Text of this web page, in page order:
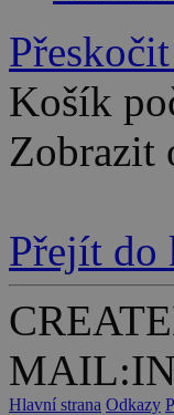
Košík
Zobrazit
Přejít do
Hlavní strana Odkazy